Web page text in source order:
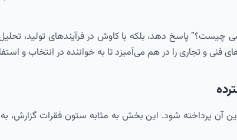
پاسخ دهد، بلکه با کاوش در فرآیندهای تولید، تحلیل
فنی و تجاری را در هم می‌آمیزد تا به خواننده در انتخاب و
آن پرداخته شود. این بخش به مثابه ستون فقرات